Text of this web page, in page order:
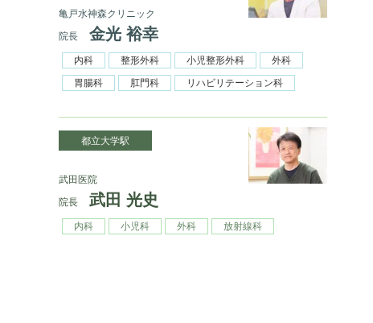
亀戸水神森クリニック
院長
金光 裕幸
内科 整形外科 小児整形外科
外科
胃腸科
肛門科 リハビリテーション科
都立大学駅
武田医院
院長
武田 光史
内科 小児科 外科 放射線科